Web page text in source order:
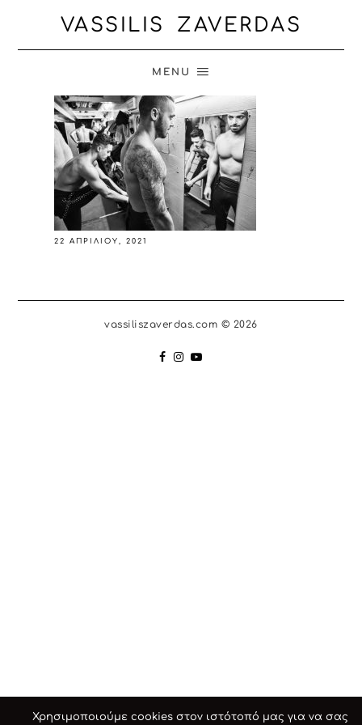
VASSILIS ZAVERDAS
MENU
22 ΑΠΡΙΛΊΟΥ, 2021
vassiliszaverdas.com © 2026
Χρησιμοποιούμε cookies στον ιστότοπό μας για να σας